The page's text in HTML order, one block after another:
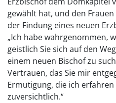
gewählt hat, und den
der Findung eines neuen
„Ich habe wahrgenommen,
geistlich Sie sich auf den
einem neuen Bischof zu
Vertrauen, das Sie mir
Ermutigung, die ich
zuversichtlich.“